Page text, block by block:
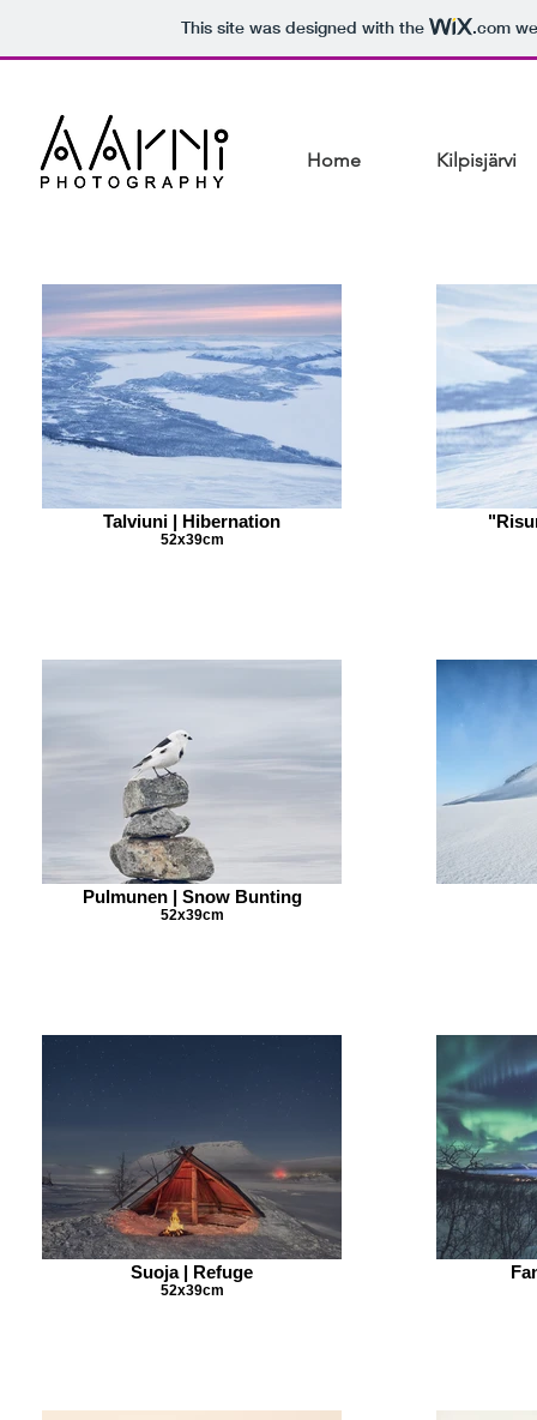
This site was designed with the .com
Home Kilpisjärvi
Talviuni | Hibernation
52x39cm
Pulmunen | Snow Bunting
52x39cm
Suoja | Refuge
52x39cm